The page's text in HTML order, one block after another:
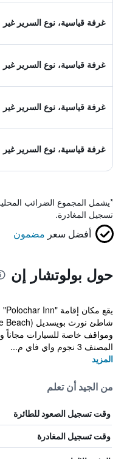
غرفة قياسية، نوع السرير
غرفة قياسية، نوع السرير
غرفة قياسية، نوع السرير
غرفة قياسية، نوع السرير
*يشمل المجموع الضرائب
تسجيل المغادرة.
أفضل سعر مضمون
حول بولوتشار إن
ومواقف خاصة للسيارات مجاناً
المصنف 3 نجوم واي فاي م...
المزيد
من الجيد أن تعلم
وقت تسجيل الصعود للطائرة
وقت تسجيل المغادرة